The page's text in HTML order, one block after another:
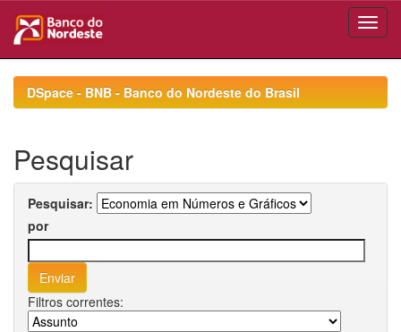
navigationDSpace - BNB - Banco do Nordeste do Brasil
Pesquisar
Pesquisar:
por
Filtros correntes: